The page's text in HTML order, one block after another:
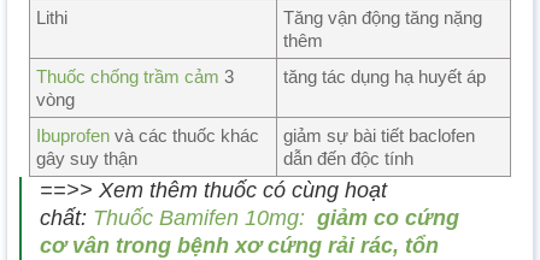
Lithi
Tăng vận động tăng nặng
thêm
Thuốc chống trầm cảm 3
vòng
tăng tác dụng hạ huyết áp
Ibuprofen và các thuốc khác
gây suy thận
giảm sự bài tiết baclofen
dẫn đến độc tính
==>> Xem thêm thuốc có cùng hoạt
chất: Thuốc Bamifen 10mg: giảm co cứng
cơ vân trong bệnh xơ cứng rải rác, tổn